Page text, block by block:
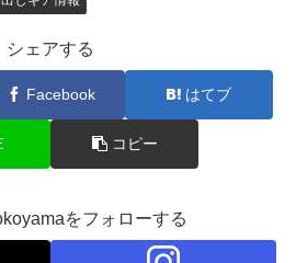
シェアする
Facebook はてブ
コピー
をフォローする